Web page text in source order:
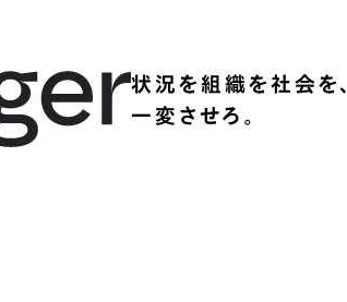
状況を組織を社会を、
一変させろ。